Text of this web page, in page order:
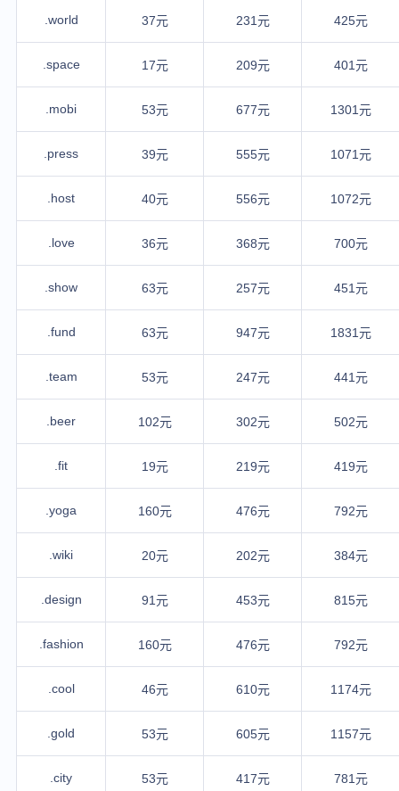
.world 37元 231元 425元
.space 17元 209元 401元
.mobi 53元 677元 1301元
.press 39元 555元 1071元
.host 40元 556元 1072元
.love 36元 368元 700元
.show 63元 257元 451元
.fund 63元 947元 1831元
.team 53元 247元 441元
.beer 102元 302元 502元
.fit 19元 219元 419元
.yoga 160元 476元 792元
.wiki 20元 202元 384元
.design 91元 453元 815元
.fashion 160元 476元 792元
.cool 46元 610元 1174元
.gold 53元 605元 1157元
.city 53元 417元 781元